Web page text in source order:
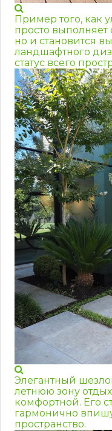
Пример того, как
просто
но и становится
ландшафтного
статус всего
Элегантный
летнюю зону
комфортной. Его
гармонично
пространство.